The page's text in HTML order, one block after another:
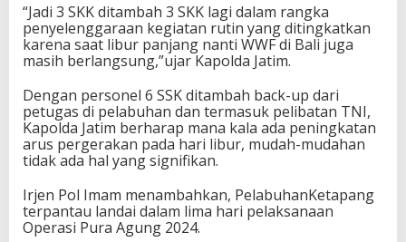
“Jadi 3 SKK ditambah 3 SKK lagi dalam rangka
penyelenggaraan kegiatan rutin yang ditingkatkan
karena saat libur panjang nanti WWF di Bali juga
masih berlangsung,”ujar Kapolda Jatim.
Dengan personel 6 SSK ditambah back-up dari
petugas di pelabuhan dan termasuk pelibatan TNI,
Kapolda Jatim berharap mana kala ada peningkatan
arus pergerakan pada hari libur, mudah-mudahan
tidak ada hal yang signifikan.
Irjen Pol Imam menambahkan, PelabuhanKetapang
terpantau landai dalam lima hari pelaksanaan
Operasi Pura Agung 2024.